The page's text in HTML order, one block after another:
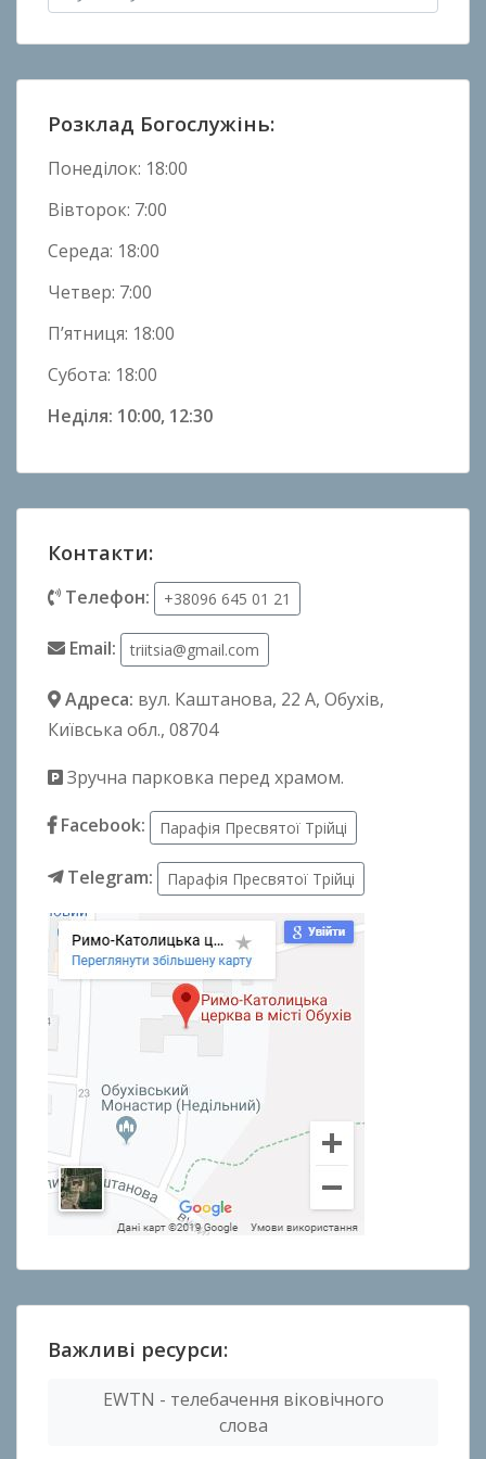
о
и
н
Розклад Богослужінь:
Понеділок: 18:00
Вівторок: 7:00
Середа: 18:00
Четвер: 7:00
П’ятниця: 18:00
Субота: 18:00
Неділя: 10:00, 12:30
Контакти:
Телефон: +38096 645 01 21
Email: triitsia@gmail.com
Адреса: вул. Каштанова, 22 А, Обухів,
Київська обл., 08704
Зручна парковка перед храмом.
Facebook:
Парафія Пресвятої Трійці
Telegram: Парафія Пресвятої Трійці
Важливі ресурси:
EWTN - телебачення віковічного
слова